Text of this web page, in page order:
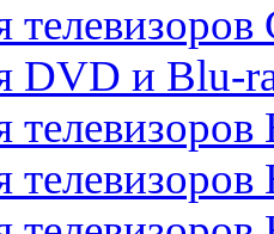
телевизоров
DVD и Blu-
телевизоров
телевизоров